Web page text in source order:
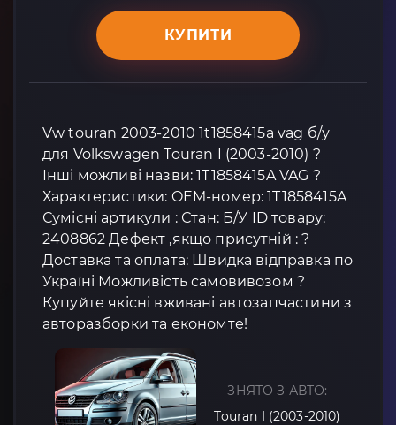
КУПИТИ
Vw touran 2003-2010 1t1858415a vag б/у
для Volkswagen Touran I (2003-2010) ?
Інші можливі назви: 1T1858415A VAG ?
Характеристики: OEM-номер: 1T1858415A
Сумісні артикули : Стан: Б/У ID товару:
2408862 Дефект ,якщо присутній : ?
Доставка та оплата: Швидка відправка по
Україні Можливість самовивозом ?
Купуйте якісні вживані автозапчастини з
авторазборки та економте!
ЗНЯТО З АВТО:
Touran I (2003-2010)